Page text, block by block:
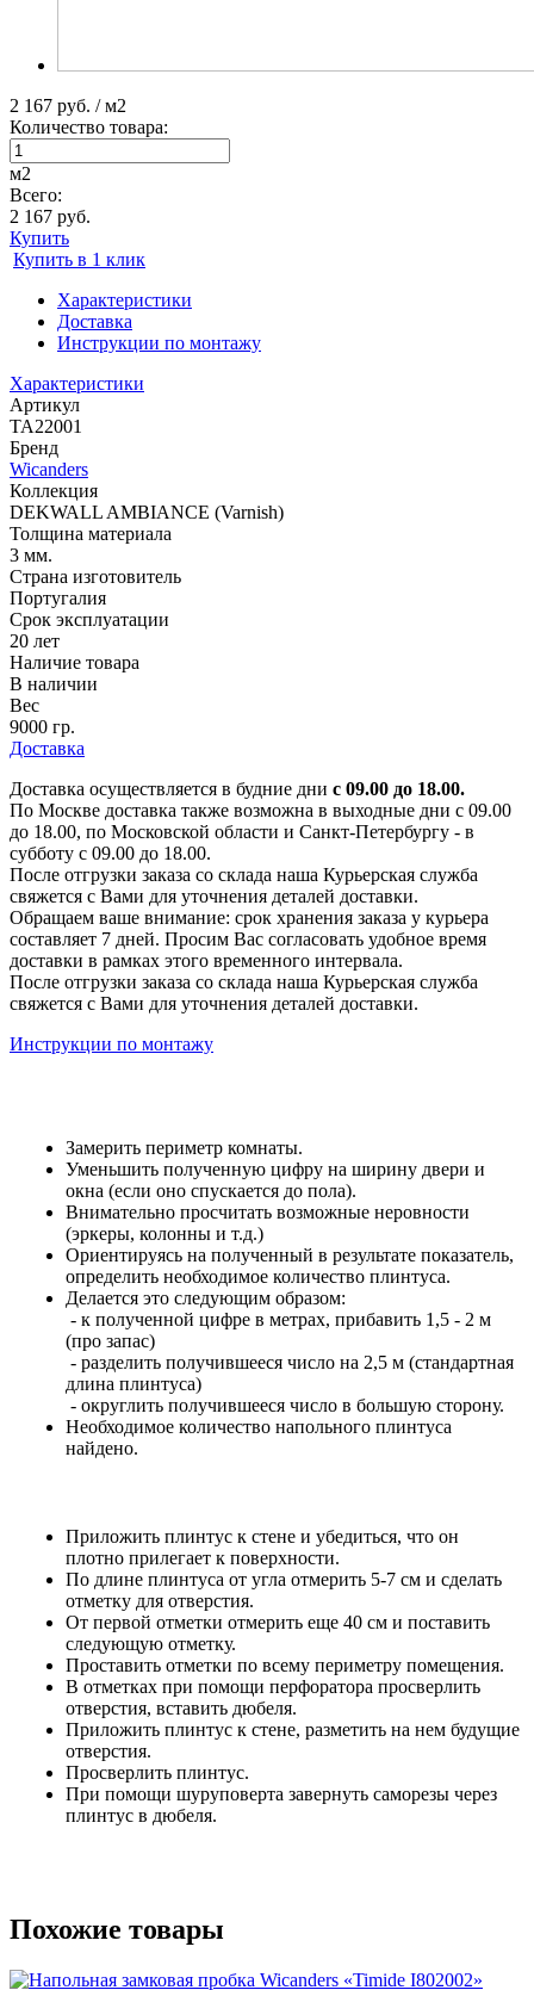
2 167 руб. / м2
Количество товара:
м2
Всего:
2 167 руб.
Купить
Купить в 1 клик
Характеристики
Доставка
Инструкции по монтажу
Характеристики
Артикул
TA22001
Бренд
Wicanders
Коллекция
DEKWALL AMBIANCE (Varnish)
Толщина материала
3 мм.
Страна изготовитель
Португалия
Срок эксплуатации
20 лет
Наличие товара
В наличии
Вес
9000 гр.
Доставка
Доставка осуществляется в будние дни с 09.00 до 18.00.
По Москве доставка также возможна в выходные дни с 09.00
до 18.00, по Московской области и Санкт-Петербургу - в
субботу с 09.00 до 18.00.
После отгрузки заказа со склада наша Курьерская служба
свяжется с Вами для уточнения деталей доставки.
Обращаем ваше внимание: срок хранения заказа у курьера
составляет 7 дней. Просим Вас согласовать удобное время
доставки в рамках этого временного интервала.
После отгрузки заказа со склада наша Курьерская служба
свяжется с Вами для уточнения деталей доставки.
Инструкции по монтажу
Замерить периметр комнаты.
Уменьшить полученную цифру на ширину двери и
окна (если оно спускается до пола).
Внимательно просчитать возможные неровности
(эркеры, колонны и т.д.)
Ориентируясь на полученный в результате показатель,
определить необходимое количество плинтуса.
Делается это следующим образом:
- к полученной цифре в метрах, прибавить 1,5 - 2 м
(про запас)
- разделить получившееся число на 2,5 м (стандартная
длина плинтуса)
- округлить получившееся число в большую сторону.
Необходимое количество напольного плинтуса
найдено.
Приложить плинтус к стене и убедиться, что он
плотно прилегает к поверхности.
По длине плинтуса от угла отмерить 5-7 см и сделать
отметку для отверстия.
От первой отметки отмерить еще 40 см и поставить
следующую отметку.
Проставить отметки по всему периметру помещения.
В отметках при помощи перфоратора просверлить
отверстия, вставить дюбеля.
Приложить плинтус к стене, разметить на нем будущие
отверстия.
Просверлить плинтус.
При помощи шуруповерта завернуть саморезы через
плинтус в дюбеля.
Похожие товары